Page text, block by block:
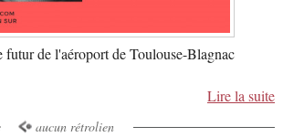
futur de l'aéroport de Toulouse-Blagnac
Lire la suite
aucun rétrolien